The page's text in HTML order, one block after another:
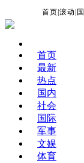
首页 |滚动
首页
最新
热点
国内
社会
国际
军事
文娱
体育